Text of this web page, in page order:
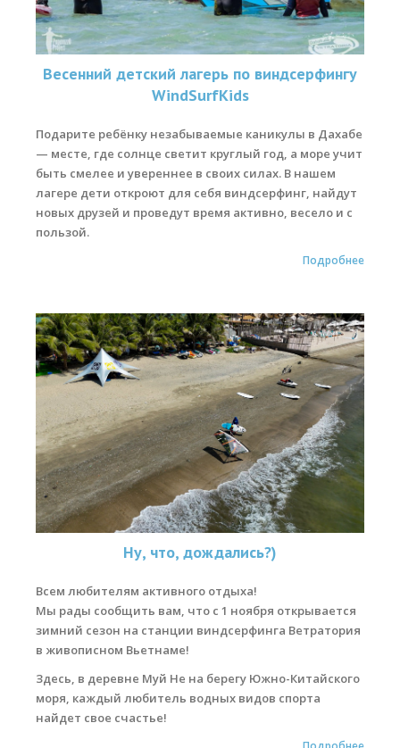
Весенний детский лагерь по виндсерфингу
WindSurfKids
Подарите ребёнку незабываемые каникулы в Дахабе
— месте, где солнце светит круглый год, а море учит
быть смелее и увереннее в своих силах. В нашем
лагере дети откроют для себя виндсерфинг, найдут
новых друзей и проведут время активно, весело и с
пользой.
Подробнее
Ну, что, дождались?)
Всем любителям активного отдыха!
Мы рады сообщить вам, что с 1 ноября открывается
зимний сезон на станции виндсерфинга Ветратория
в живописном Вьетнаме!
Здесь, в деревне Муй Не на берегу Южно-Китайского
моря, каждый любитель водных видов спорта
найдет свое счастье!
Подробнее